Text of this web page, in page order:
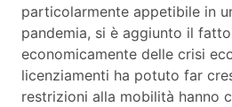
particolarmente appetibile in
pandemia, si è aggiunto il
economicamente delle crisi
licenziamenti ha potuto far
restrizioni alla mobilità hanno